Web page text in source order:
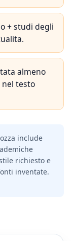
+ studi degli
almeno
nel testo
include
richiesto e
inventate.